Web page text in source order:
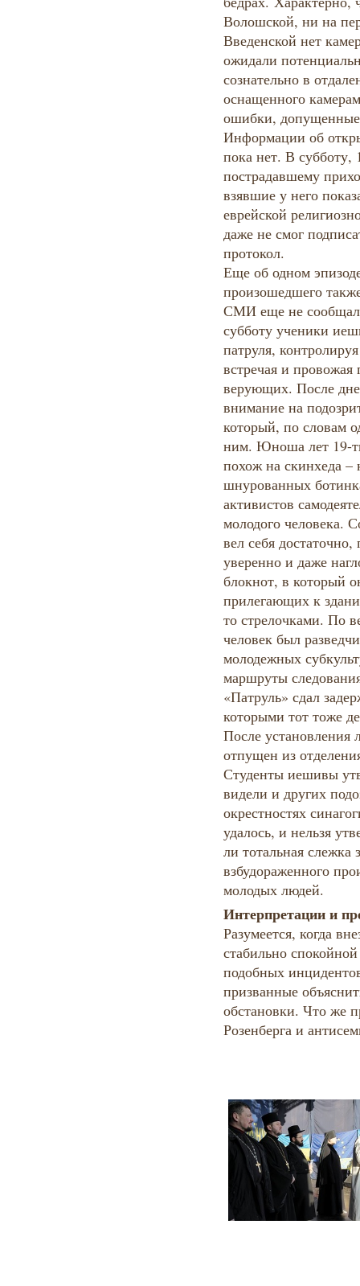
Волошской, ни на
Введенской нет
ожидали
сознательно в
оснащенного
ошибки,
Информации об
пока нет. В субботу,
пострадавшему
взявшие у него
еврейской
даже не смог
протокол.
Еще об одном
произошедшего
СМИ еще не
субботу ученики
патруля,
встречая и
верующих. После
внимание на
который, по словам
ним. Юноша лет 19-
похож на скинхеда
шнурованных
активистов
молодого человека.
вел себя
уверенно и даже
блокнот, в который
прилегающих к
то стрелочками. По
человек был
молодежных
маршруты
«Патруль» сдал
которыми тот тоже
После установления
отпущен из
Студенты иешивы
видели и других
окрестностях
удалось, и нельзя
ли тотальная слежка
взбудораженного
молодых людей.
Интерпретации и
Разумеется, когда
стабильно
подобных
призванные
обстановки. Что же
Розенберга и